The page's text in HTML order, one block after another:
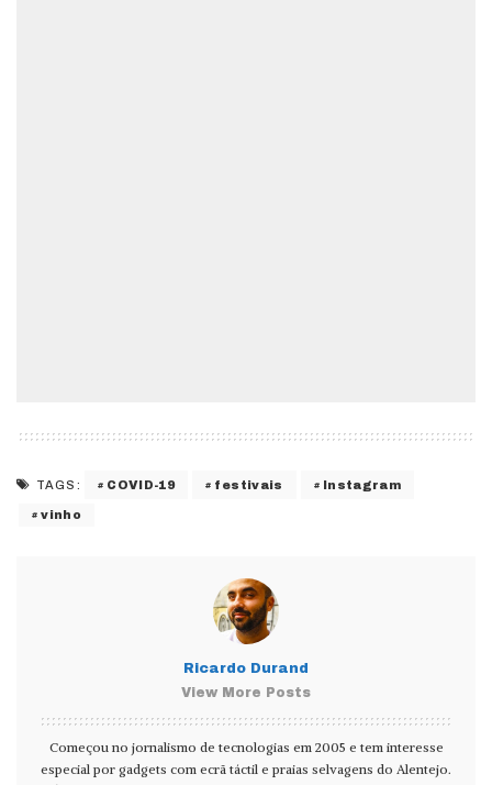
TAGS: COVID-19 festivais Instagram
vinho
Ricardo Durand
View More Posts
Começou no jornalismo de tecnologias em 2005 e tem interesse
especial por gadgets com ecrã táctil e praias selvagens do Alentejo.